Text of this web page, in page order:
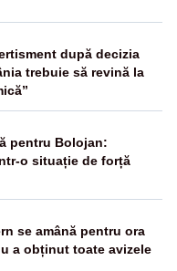
după decizia
trebuie să revină la
pentru Bolojan:
o situație de forță
se amână pentru ora
a obținut toate avizele